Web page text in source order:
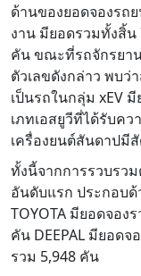
ด้านของยอดจองรถ
งาน มียอดรวมทั้งสิ้น
คัน ขณะที่รถจักรยา
ตัวเลขดังกล่าว พบว่
เป็นรถในกลุ่ม xEV
เภทเอสยูวีที่ได้รับค
เครื่องยนต์สันดาปมี
ทั้งนี้จากการรวบรว
อันดับแรก ประกอบด้
TOYOTA มียอดจอง
คัน DEEPAL มียอด
รวม 5,948 คัน